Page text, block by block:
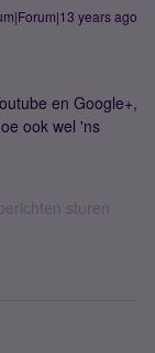
years ago
en Google+,
ook wel 'ns
sturen